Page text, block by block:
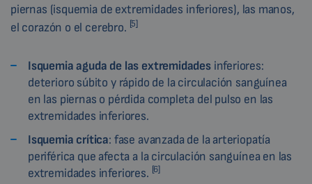
piernas (isquemia de extremidades inferiores), las manos,
el corazón o el cerebro. [5]
Isquemia aguda de las extremidadesinferiores:
deterioro súbito y rápido de la circulación sanguínea
en las piernas o pérdida completa del pulso en las
extremidades inferiores.
Isquemia crítica: fase avanzada de la arteriopatía
periférica que afecta a la circulación sanguínea en las
extremidades inferiores. [6]